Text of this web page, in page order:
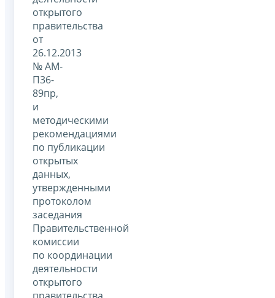
открытого
правительства
от
26.12.2013
№ АМ-
П36-
89пр,
и
методическими
рекомендациями
по публикации
открытых
данных,
утвержденными
протоколом
заседания
Правительственной
комиссии
по координации
деятельности
открытого
правительства